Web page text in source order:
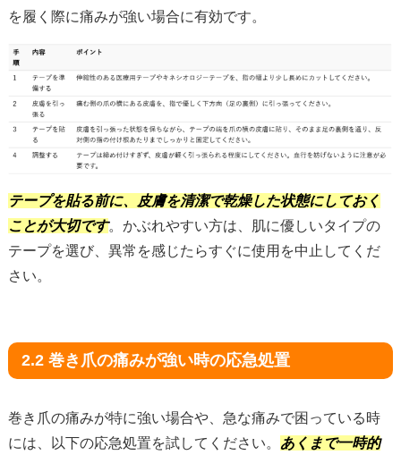
を履く際に痛みが強い場合に有効です。
テープを貼る前に、皮膚を清潔で乾燥した状態にしておく
ことが大切です。かぶれやすい方は、肌に優しいタイプの
テープを選び、異常を感じたらすぐに使用を中止してくだ
さい。
2.2 巻き爪の痛みが強い時の応急処置
巻き爪の痛みが特に強い場合や、急な痛みで困っている時
には、以下の応急処置を試してください。 あくまで一時的